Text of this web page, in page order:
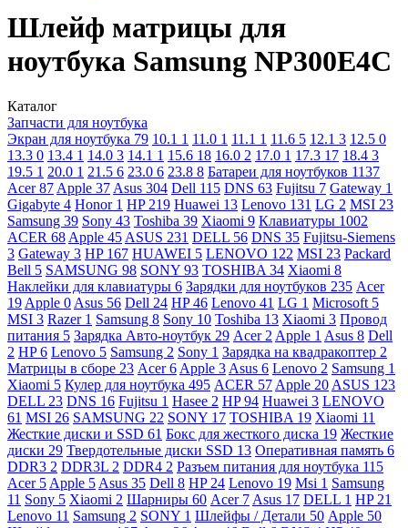
Шлейф матрицы для
ноутбука Samsung NP300E4C
Каталог
Запчасти для ноутбука
Экран для ноутбука 79 10.1 1 11.0 1 11.1 1 11.6 5 12.1 3 12.5 0
13.3 0 13.4 1 14.0 3 14.1 1 15.6 18 16.0 2 17.0 1 17.3 17 18.4 3
19.5 1 20.0 1 21.5 6 23.0 6 23.8 8 Батареи для ноутбуков 1137
Acer87 Apple 37 Asus 304 Dell 115 DNS 63 Fujitsu 7 Gateway 1
Gigabyte 4 Honor 1 HP 219 Huawei 13 Lenovo 131 LG 2 MSI 23
Samsung 39 Sony 43 Toshiba 39 Xiaomi 9 Клавиатуры 1002
ACER 68 Apple 45 ASUS 231 DELL 56 DNS 35 Fujitsu-Siemens
3 Gateway 3 HP 167 HUAWEI 5 LENOVO 122 MSI 23 Packard
Bell 5 SAMSUNG 98 SONY 93 TOSHIBA 34 Xiaomi 8
Наклейки для клавиатуры 6 Зарядки для ноутбуков 235 Acer
19 Apple 0 Asus 56 Dell 24 HP46 Lenovo 41 LG 1 Microsoft 5
MSI 3 Razer 1 Samsung 8 Sony 10 Toshiba 13 Xiaomi 3 Провод
питания 5 Зарядка Авто-ноутбук 29 Acer 2 Apple 1 Asus 8 Dell
2 HP6 Lenovo 5 Samsung 2 Sony 1 Зарядка на квадракоптер 2
Матрицы в сборе 23 Acer6 Apple 3 Asus 6 Lenovo 2 Samsung 1
Xiaomi 5 Кулер для ноутбука 495 ACER 57 Apple 20 ASUS 123
DELL 23 DNS 16 Fujitsu 1 Hasee 2 HP94 Huawei 3 LENOVO
61 MSI 26 SAMSUNG 22 SONY 17 TOSHIBA 19 Xiaomi 11
Жесткие диски и SSD 61 Бокс для жесткого диска 19 Жесткие
диски 29 Твердотельные диски SSD 13 Оперативная память 6
DDR3 2 DDR3L 2 DDR4 2 Разъем питания для ноутбука 115
Acer 5 Apple 5 Asus 35 Dell 8 HP 24 Lenovo 19 Msi 1 Samsung
11 Sony 5 Xiaomi 2 Шарниры 60 Acer 7 Asus 17 DELL 1 HP 21
Lenovo 11 Samsung 2 SONY 1 Шлейфы / Детали 50 Apple 50